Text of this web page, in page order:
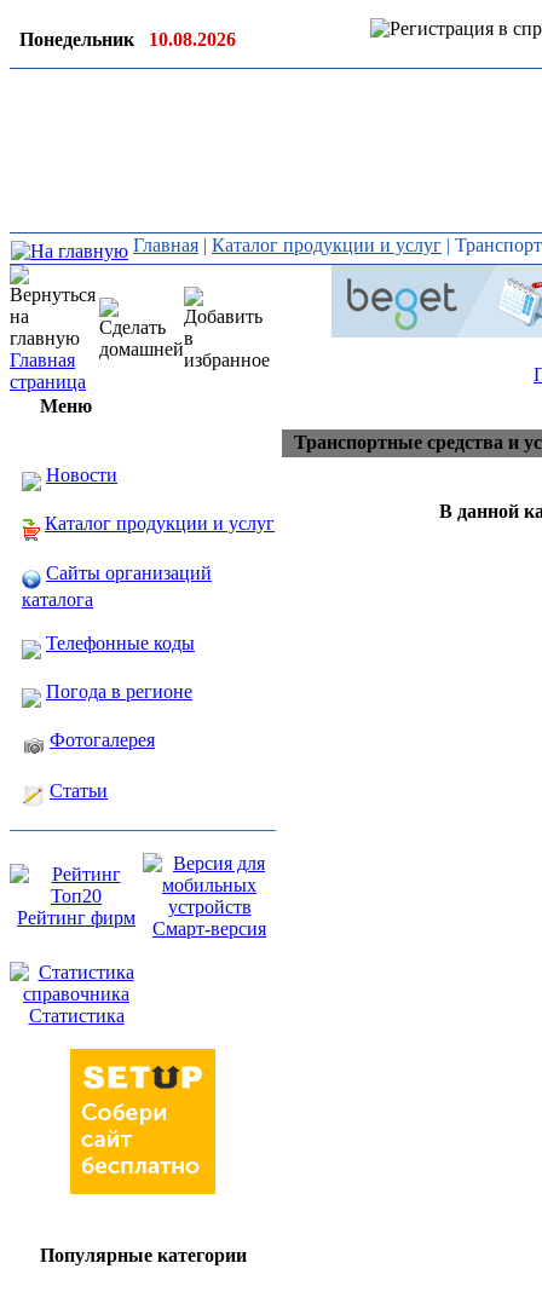
Понедельник 10.08.2026
Главная | Каталог продукции и услуг |
Главная
страница
Меню
Новости
Каталог продукции и услуг
Сайты организаций
каталога
Телефонные коды
Погода в регионе
Фотогалерея
Статьи
Рейтинг фирм
Смарт-версия
Статистика
Популярные категории
Транспортные средства и
В данной